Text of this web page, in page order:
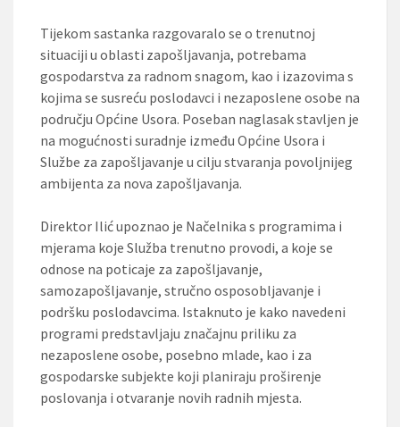
Tijekom sastanka razgovaralo se o trenutnoj
situaciji u oblasti zapošljavanja, potrebama
gospodarstva za radnom snagom, kao i izazovima s
kojima se susreću poslodavci i nezaposlene osobe na
području Općine Usora. Poseban naglasak stavljen je
na mogućnosti suradnje između Općine Usora i
Službe za zapošljavanje u cilju stvaranja povoljnijeg
ambijenta za nova zapošljavanja.
Direktor Ilić upoznao je Načelnika s programima i
mjerama koje Služba trenutno provodi, a koje se
odnose na poticaje za zapošljavanje,
samozapošljavanje, stručno osposobljavanje i
podršku poslodavcima. Istaknuto je kako navedeni
programi predstavljaju značajnu priliku za
nezaposlene osobe, posebno mlade, kao i za
gospodarske subjekte koji planiraju proširenje
poslovanja i otvaranje novih radnih mjesta.